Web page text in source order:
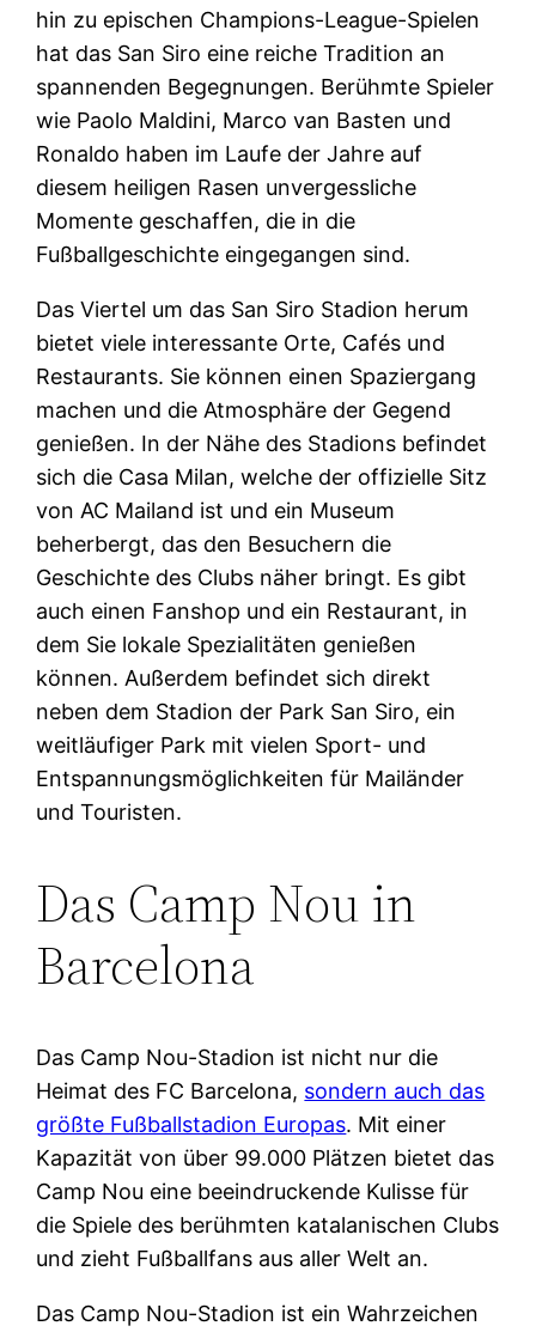
hin zu epischen Champions-League-Spielen
hat das San Siro eine reiche Tradition an
spannenden Begegnungen. Berühmte Spieler
wie Paolo Maldini, Marco van Basten und
Ronaldo haben im Laufe der Jahre auf
diesem heiligen Rasen unvergessliche
Momente geschaffen, die in die
Fußballgeschichte eingegangen sind.
Das Viertel um das San Siro Stadion herum
bietet viele interessante Orte, Cafés und
Restaurants. Sie können einen Spaziergang
machen und die Atmosphäre der Gegend
genießen. In der Nähe des Stadions befindet
sich die Casa Milan, welche der offizielle Sitz
von AC Mailand ist und ein Museum
beherbergt, das den Besuchern die
Geschichte des Clubs näher bringt. Es gibt
auch einen Fanshop und ein Restaurant, in
dem Sie lokale Spezialitäten genießen
können. Außerdem befindet sich direkt
neben dem Stadion der Park San Siro, ein
weitläufiger Park mit vielen Sport- und
Entspannungsmöglichkeiten für Mailänder
und Touristen.
Das Camp Nou in
Barcelona
Das Camp Nou-Stadion ist nicht nur die
Heimat des FC Barcelona, sondern auch das
größte Fußballstadion Europas. Mit einer
Kapazität von über 99.000 Plätzen bietet das
Camp Nou eine beeindruckende Kulisse für
die Spiele des berühmten katalanischen Clubs
und zieht Fußballfans aus aller Welt an.
Das Camp Nou-Stadion ist ein Wahrzeichen